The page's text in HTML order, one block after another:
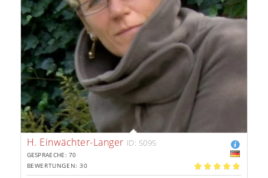
H. Einwächter-Langer ID: 5095
GESPRAECHE: 70
BEWERTUNGEN: 30